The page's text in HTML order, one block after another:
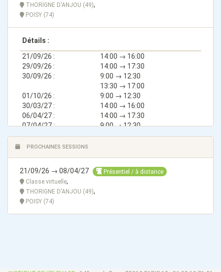
THORIGNE D'ANJOU (49),
POISY (74)
Détails :
21/09/26 :
14:00 → 16:00
29/09/26 :
14:00 → 17:30
30/09/26 :
9:00 → 12:30
13:30 → 17:00
01/10/26 :
9:00 → 12:30
30/03/27 :
14:00 → 16:00
06/04/27 :
14:00 → 17:30
07/04/27 :
9:00 → 12:30
13:30 → 17:00
08/04/27 :
PROCHAINES SESSIONS
21/09/26 → 08/04/27
Présentiel / à distance
Classe virtuelle,
THORIGNE D'ANJOU (49),
POISY (74)